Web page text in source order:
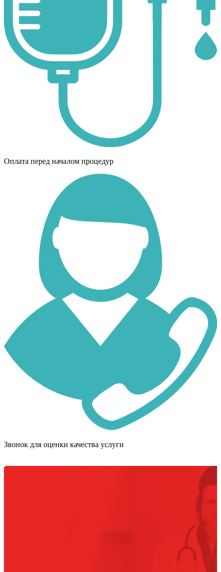
Оплата перед началом процедур
Звонок для оценки качества услуги